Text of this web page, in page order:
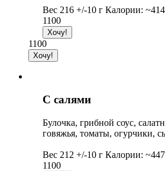
Вес 216 +/-10 г Калории: ~414
1100
1100
С салями
Булочка, грибной соус,
говяжья, томаты, огурчики,
Вес 212 +/-10 г Калории: ~447
1100